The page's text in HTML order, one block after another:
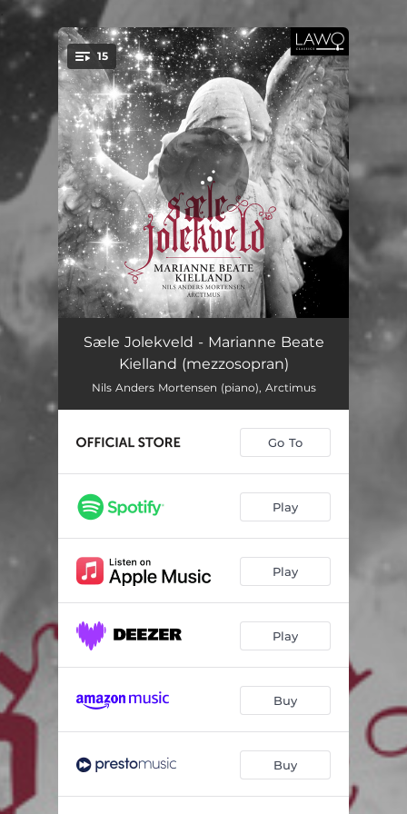
You're all set!
15
Mitt Hjerte Alltid Vanker 04:11
Schlafendes Jesuskind
Mariä Wiegenlied 02:31
Joleklokkor Over Jordi 02:40
Julvisa 03:31
Sæle Jolekveld 05:05
Sang Til Juletræet 02:52
Stille Natt 03:34
Weihnachtslied
O Helga Natt 03:54
A Christmas Carol
Sæle Jolekveld - Marianne Beate
Kielland (mezzosopran)
Nils Anders Mortensen (piano), Arctimus
Go To
Play
Play
Play
Buy
Buy